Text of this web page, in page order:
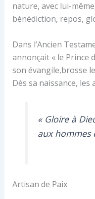
nature, avec lui-
bénédiction, repos,
Dans l’Ancien
annonçait « le Prince
son évangile,brosse
Dès sa naissance, les
« Gloire à
aux hommes
Artisan de Paix